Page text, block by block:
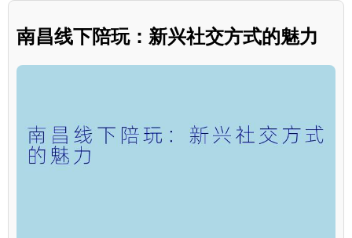
南昌线下陪玩：新兴社交方式的魅力